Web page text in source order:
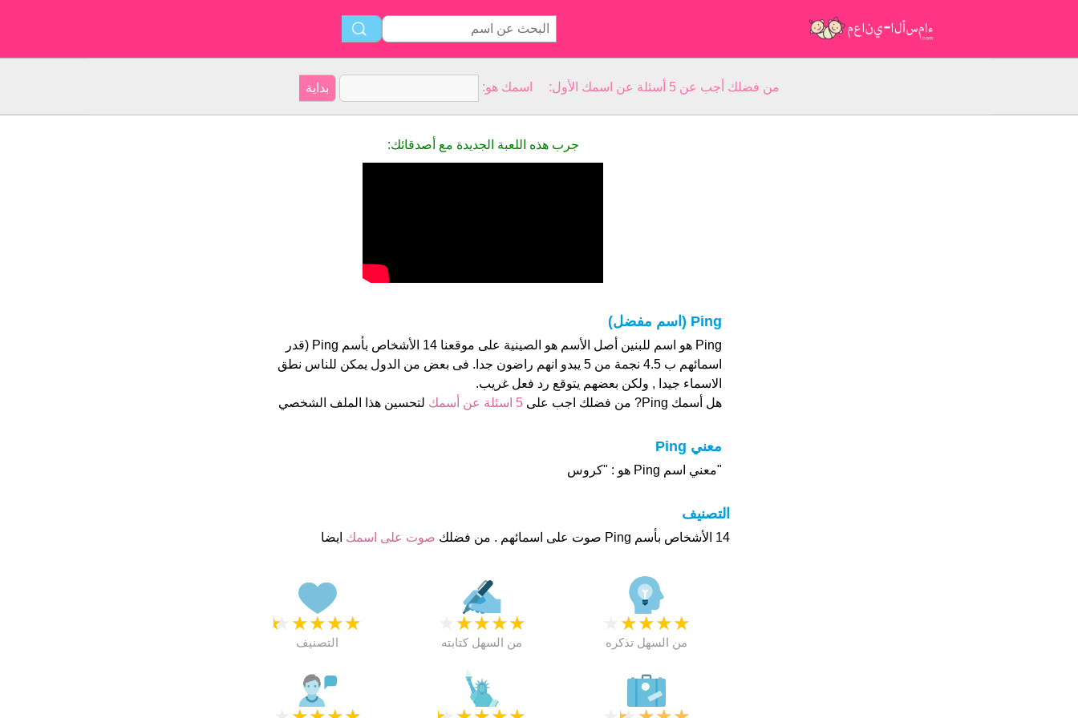
من فضلك أجب عن 5 أسئلة عن اسمك الأول: اسمك هو:
جرب هذه اللعبة الجديدة مع أصدقائك:
Ping (اسم مفضل)
Ping هو اسم للبنين أصل الأسم هو الصينية على موقعنا 14 الأشخاص بأسم Ping (قدر
اسمائهم ب 4.5 نجمة من 5 يبدو انهم راضون جدا. فى بعض من الدول يمكن للناس نطق
الاسماء جيدا , ولكن بعضهم يتوقع رد فعل غريب.
هل أسمك Ping? من فضلك اجب على
5 اسئلة عن أسمك لتحسين هذا الملف الشخصي
معني Ping
"معني اسم Ping هو : "كروس
التصنيف
14 الأشخاص بأسم Ping صوت على اسمائهم . من فضلك صوت على اسمك ايضا
★
★
★
★
★
التصنيف
★
★
★
★
من السهل كتابته
★
★
★
★
من السهل تذكره